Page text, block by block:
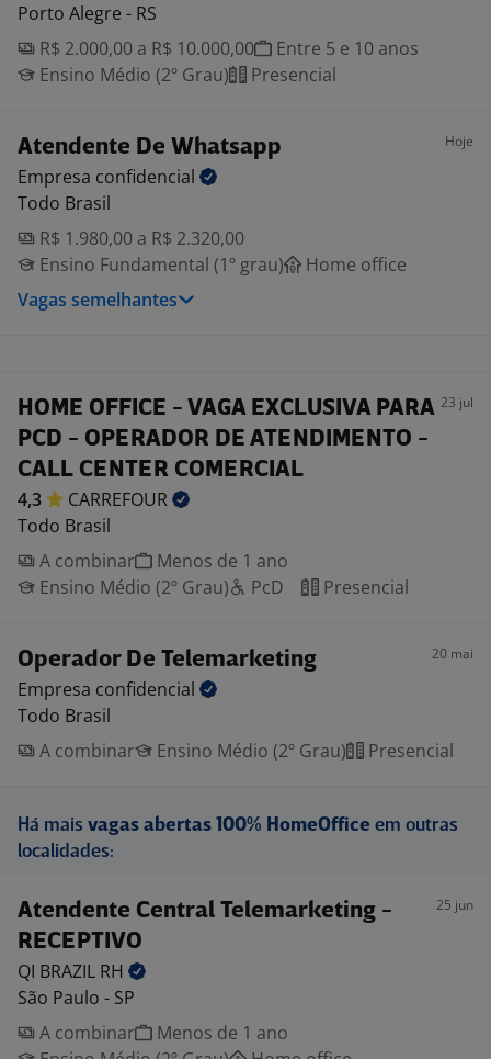
Porto Alegre - RS
R$ 2.000,00 a R$ 10.000,00
Entre 5 e 10 anos
Ensino Médio (2º Grau)
Presencial
Atendente De Whatsapp Hoje
Empresa confidencial
Todo Brasil
R$ 1.980,00 a R$ 2.320,00
Ensino Fundamental (1º grau)
Home office
Vagas semelhantes
HOME OFFICE - VAGA EXCLUSIVA PARA
PCD - OPERADOR DE ATENDIMENTO -
CALL CENTER COMERCIAL
23 jul
4,3
CARREFOUR
Todo Brasil
A combinar
Menos de 1 ano
Ensino Médio (2º Grau)
PcD Presencial
Operador De Telemarketing 20 mai
Empresa confidencial
Todo Brasil
A combinar
Ensino Médio (2º Grau) Presencial
Há mais vagas abertas 100% HomeOffice em outras
localidades:
Atendente Central Telemarketing -
RECEPTIVO
25 jun
QI BRAZIL RH
São Paulo - SP
A combinar
Menos de 1 ano